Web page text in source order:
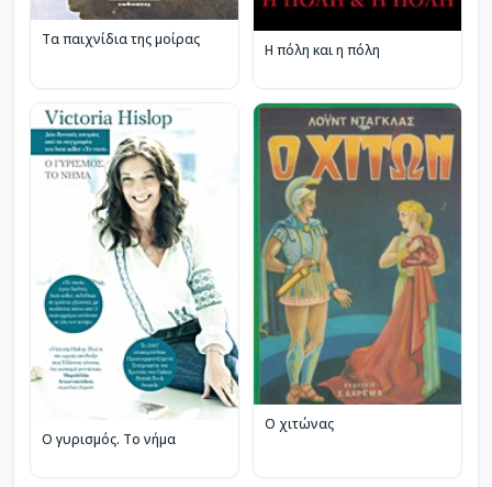
Τα παιχνίδια της μοίρας
Η πόλη και η πόλη
Ο γυρισμός. Το νήμα
Ο χιτώνας